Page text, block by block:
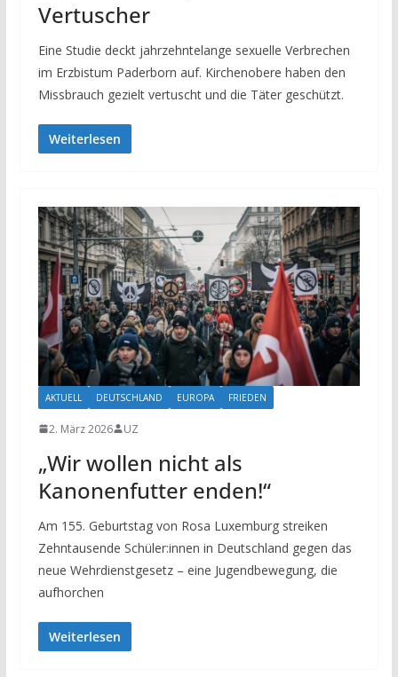
Vertuscher
Eine Studie deckt jahrzehntelange sexuelle Verbrechen
im Erzbistum Paderborn auf. Kirchenobere haben den
Missbrauch gezielt vertuscht und die Täter geschützt.
Weiterlesen
AKTUELL DEUTSCHLAND EUROPA FRIEDEN
2. März 2026 UZ
„Wir wollen nicht als
Kanonenfutter enden!“
Am 155. Geburtstag von Rosa Luxemburg streiken
Zehntausende Schüler:innen in Deutschland gegen das
neue Wehrdienstgesetz – eine Jugendbewegung, die
aufhorchen
Weiterlesen